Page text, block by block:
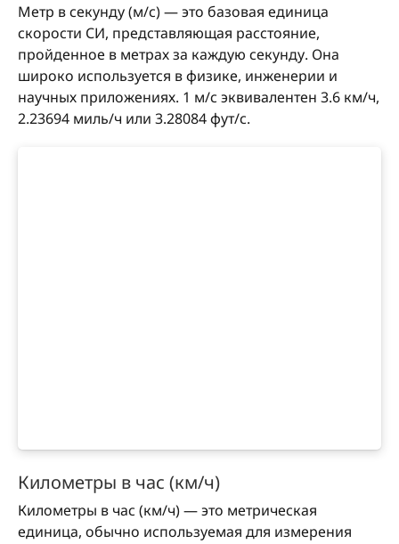
Метр в секунду (м/с) — это базовая единица
скорости СИ, представляющая расстояние,
пройденное в метрах за каждую секунду. Она
широко используется в физике, инженерии и
научных приложениях. 1 м/с эквивалентен 3.6 км/ч,
2.23694 миль/ч или 3.28084 фут/с.
Километры в час (км/ч)
Километры в час (км/ч) — это метрическая
единица, обычно используемая для измерения